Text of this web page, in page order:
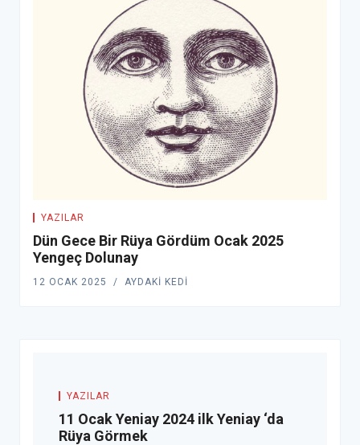
YAZILAR
Dün Gece Bir Rüya Gördüm Ocak 2025
Yengeç Dolunay
12 OCAK 2025 AYDAKI KEDI
YAZILAR
11 Ocak Yeniay 2024 ilk Yeniay ‘da
Rüya Görmek